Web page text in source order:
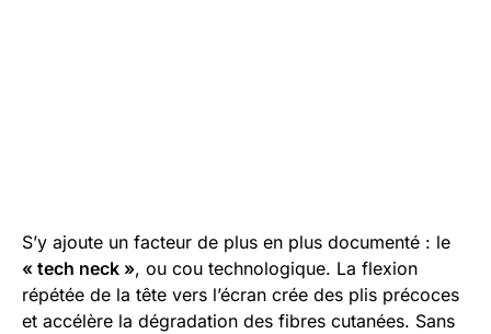
S’y ajoute un facteur de plus en plus documenté : le
« tech neck », ou cou technologique. La flexion
répétée de la tête vers l’écran crée des plis précoces
et accélère la dégradation des fibres cutanées. Sans